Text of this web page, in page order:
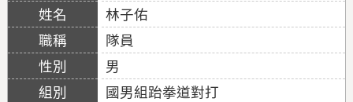
林子佑
隊員
男
國男組跆拳道對打